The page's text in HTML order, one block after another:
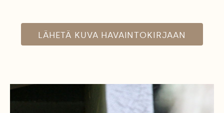
LÄHETÄ KUVA HAVAINTOKIRJAAN